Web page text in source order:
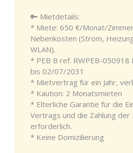
🔑 Mietdetails:
* Miete: 650 €/Monat/
Nebenkosten (Strom,
WLAN).
* PEB B ref. RWPEB-050918
bis 02/07/2031
* Mietvertrag für ein Jahr,
* Kaution: 2 Monatsmieten
* Elterliche Garantie für die
Vertrags und die Zahlung der
erforderlich.
* Keine Domizilierung